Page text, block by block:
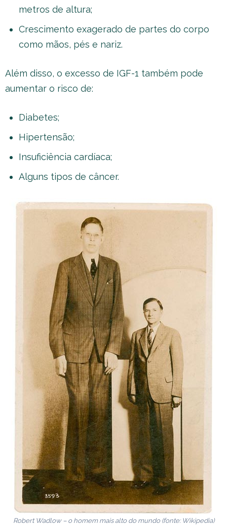
metros de altura;
Crescimento exagerado de partes do corpo
como mãos, pés e nariz.
Além disso, o excesso de IGF-1 também pode
aumentar o risco de:
Diabetes;
Hipertensão;
Insuficiência cardíaca;
Alguns tipos de câncer.
Robert Wadlow – o homem mais alto do mundo (fonte: Wikipedia)